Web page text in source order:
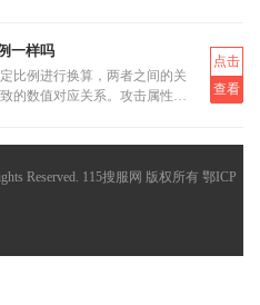
一样吗
比例进行换算，两者之间的关
的数值对应关系。攻击属性通
点击
查看
Reserved. 115搜服网 版权所有 鄂ICP